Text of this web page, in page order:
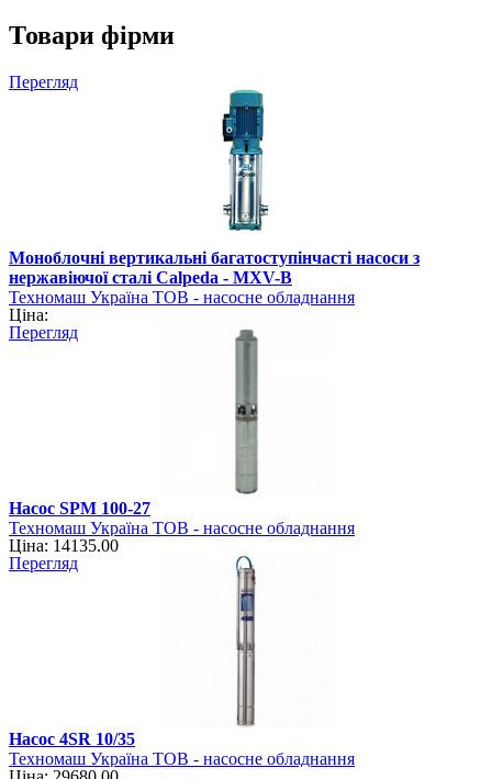
Товари фірми
Перегляд
Моноблочні вертикальні багатоступінчасті насоси з
нержавіючої сталі Calpeda - MXV-B
Техномаш Україна ТОВ - насосне обладнання
Ціна:
Перегляд
Насос SPM 100-27
Техномаш Україна ТОВ - насосне обладнання
Ціна: 14135.00
Перегляд
Насос 4SR 10/35
Техномаш Україна ТОВ - насосне обладнання